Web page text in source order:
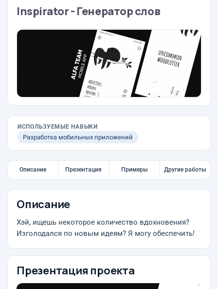
Inspirator - Генератор слов
ИСПОЛЬЗУЕМЫЕ НАВЫКИ
Разработка мобильных приложений
Описание Презентация Примеры Другие работы
Описание
Хэй, ищешь некоторое количество вдохновения?
Изголодался по новым идеям? Я могу обеспечить!
Презентация проекта